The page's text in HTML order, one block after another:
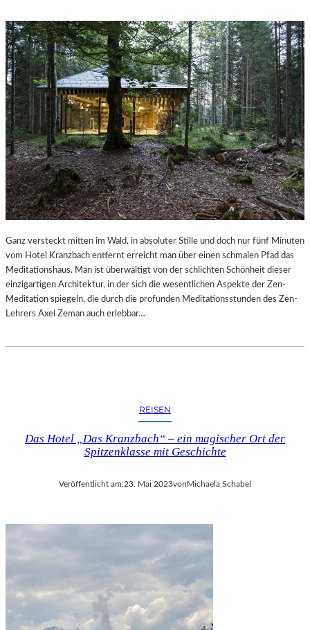
Ganz versteckt mitten im Wald, in absoluter Stille und doch nur fünf Minuten
vom Hotel Kranzbach entfernt erreicht man über einen schmalen Pfad das
Meditationshaus. Man ist überwältigt von der schlichten Schönheit dieser
einzigartigen Architektur, in der sich die wesentlichen Aspekte der Zen-
Meditation spiegeln, die durch die profunden Meditationsstunden des Zen-
Lehrers Axel Zeman auch erlebbar…
REISEN
Das Hotel „Das Kranzbach“ – ein magischer Ort der
Spitzenklasse mit Geschichte
Veröffentlicht am:23. Mai 2023von Michaela Schabel